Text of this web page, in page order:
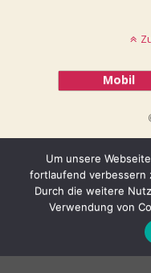
Mobil
Um unsere
fortlaufend verbessern
Durch die weitere
Verwendung von